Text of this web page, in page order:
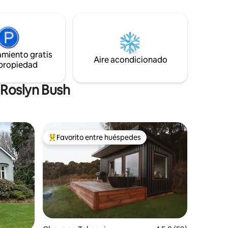
cama
y
disfrutá de los cielos estrellados.
Rodeado de árboles y bien separado de
los vecinos, el refugio es tranquilo,
privado y profundamente pacífico.
gratis
Aire acondicionado
Bush
Favorito entre los huéspedes más destacados
Favorito entre huéspedes